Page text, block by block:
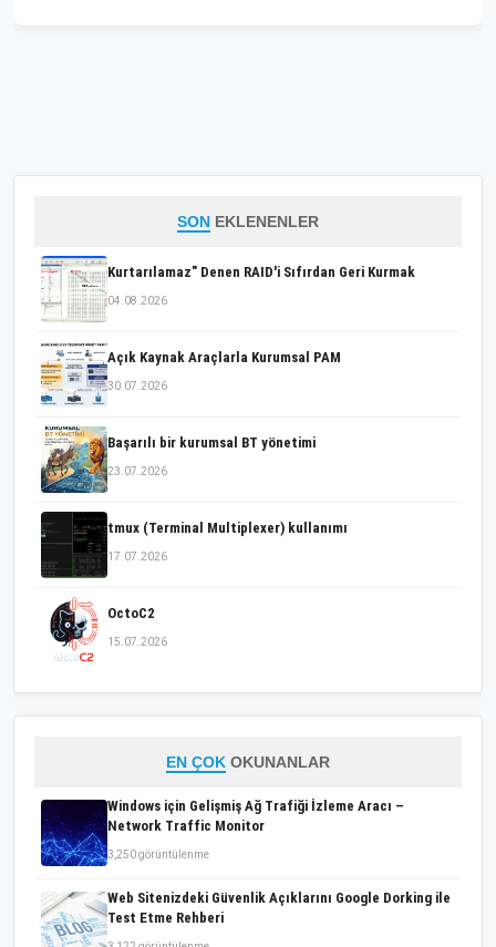
SON EKLENENLER
Kurtarılamaz" Denen RAID'i Sıfırdan Geri Kurmak
04.08.2026
Açık Kaynak Araçlarla Kurumsal PAM
30.07.2026
Başarılı bir kurumsal BT yönetimi
23.07.2026
tmux (Terminal Multiplexer) kullanımı
17.07.2026
OctoC2
15.07.2026
EN ÇOK OKUNANLAR
Windows için Gelişmiş Ağ Trafiği İzleme Aracı –
Network Traffic Monitor
3,250 görüntülenme
Web Sitenizdeki Güvenlik Açıklarını Google Dorking ile
Test Etme Rehberi